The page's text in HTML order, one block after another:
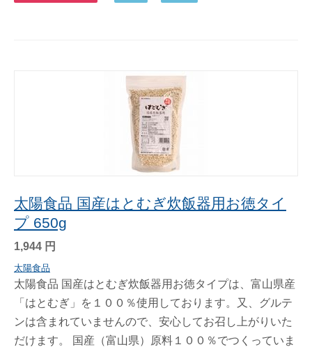
太陽食品 国産はとむぎ炊飯器用お徳タイ
プ 650g
1,944 円
太陽食品
太陽食品 国産はとむぎ炊飯器用お徳タイプは、富山県産
「はとむぎ」を１００％使用しております。又、グルテ
ンは含まれていませんので、安心してお召し上がりいた
だけます。 国産（富山県）原料１００％でつくっていま